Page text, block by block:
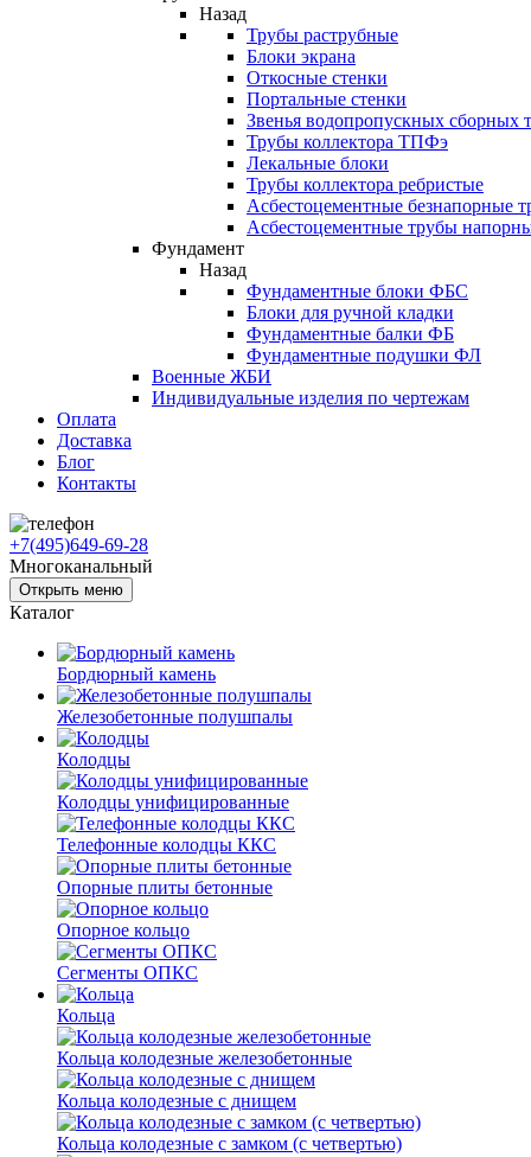
Назад
Трубы раструбные
Блоки экрана
Откосные стенки
Портальные стенки
Звенья водопропускных сборных
Трубы коллектора ТПФэ
Лекальные блоки
Трубы коллектора ребристые
Асбестоцементные безнапорные
Асбестоцементные трубы
Фундамент
Назад
Фундаментные блоки ФБС
Блоки для ручной кладки
Фундаментные балки ФБ
Фундаментные подушки ФЛ
Военные ЖБИ
Индивидуальные изделия по чертежам
Оплата
Доставка
Блог
Контакты
+7(495)649-69-28
Многоканальный
Открыть меню
Каталог
Бордюрный камень
Железобетонные полушпалы
Колодцы
Колодцы унифицированные
Телефонные колодцы ККС
Опорные плиты бетонные
Опорное кольцо
Сегменты ОПКС
Кольца
Кольца колодезные железобетонные
Кольца колодезные с днищем
Кольца колодезные с замком (с четвертью)